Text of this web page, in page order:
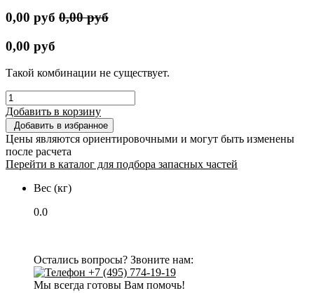
0,00 руб 0,00руб
0,00 руб
Такой комбинации не существует.
Добавить в корзину
Добавить в избранное
Цены являются ориентировочными и могут быть изменены
после расчета
Перейти в каталог для подбора запасных частей
Вес (кг)
0.0
Остались вопросы? Звоните нам:
+7 (495) 774-19-19
Мы всегда готовы Вам помочь!